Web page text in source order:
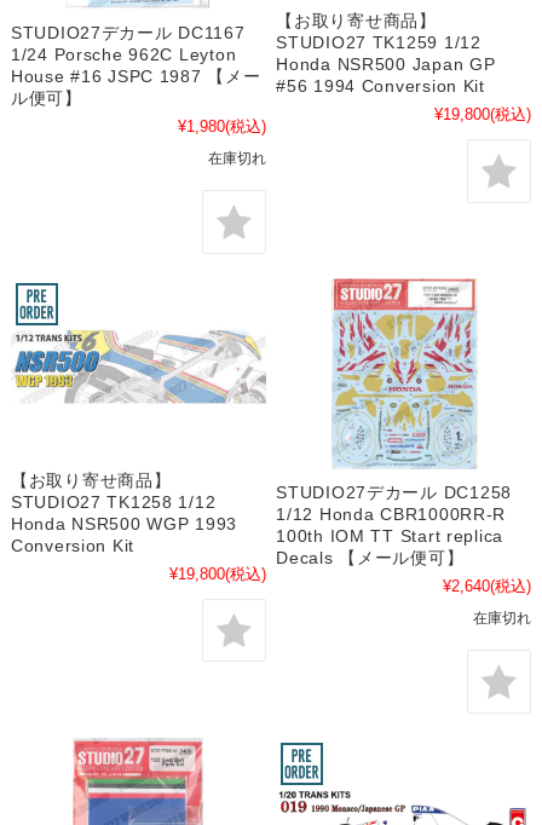
STUDIO27デカール DC1167
1/24 Porsche 962C Leyton
House #16 JSPC 1987 【メー
ル便可】
¥1,980(税込)
在庫切れ
【お取り寄せ商品】
STUDIO27 TK1259 1/12
Honda NSR500 Japan GP
#56 1994 Conversion Kit
¥19,800(税込)
【お取り寄せ商品】
STUDIO27 TK1258 1/12
Honda NSR500 WGP 1993
Conversion Kit
¥19,800(税込)
STUDIO27デカール DC1258
1/12 Honda CBR1000RR-R
100th IOM TT Start replica
Decals 【メール便可】
¥2,640(税込)
在庫切れ